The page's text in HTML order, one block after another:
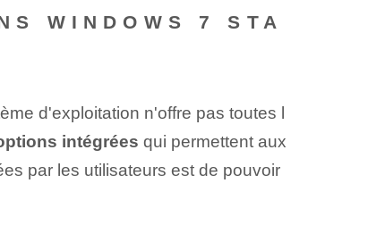
WINDOWS 7 STA
d'exploitation⁤ n'offre pas⁤ toutes⁢ l
intégrées qui permettent aux
par les utilisateurs est de pouvoir